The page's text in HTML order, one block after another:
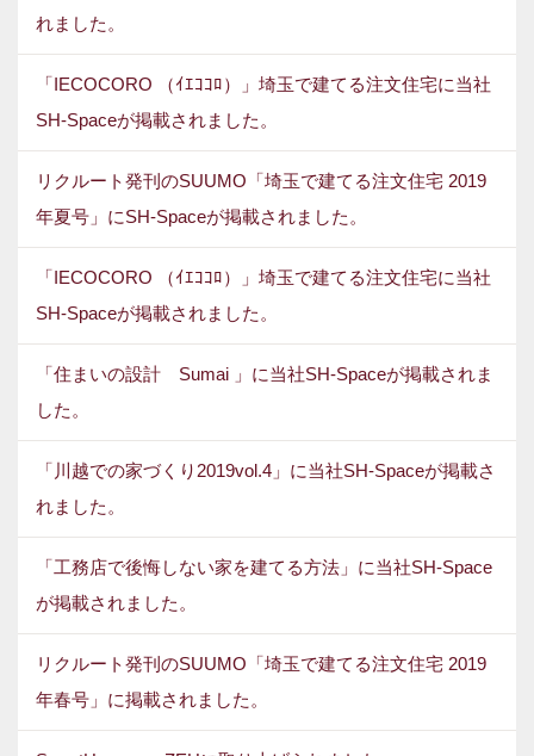
れました。
「IECOCORO （ｲｴｺｺﾛ）」埼玉で建てる注文住宅に当社
SH-Spaceが掲載されました。
リクルート発刊のSUUMO「埼玉で建てる注文住宅 2019
年夏号」にSH-Spaceが掲載されました。
「IECOCORO （ｲｴｺｺﾛ）」埼玉で建てる注文住宅に当社
SH-Spaceが掲載されました。
「住まいの設計 Sumai 」に当社SH-Spaceが掲載されま
した。
「川越での家づくり2019vol.4」に当社SH-Spaceが掲載さ
れました。
「工務店で後悔しない家を建てる方法」に当社SH-Space
が掲載されました。
リクルート発刊のSUUMO「埼玉で建てる注文住宅 2019
年春号」に掲載されました。